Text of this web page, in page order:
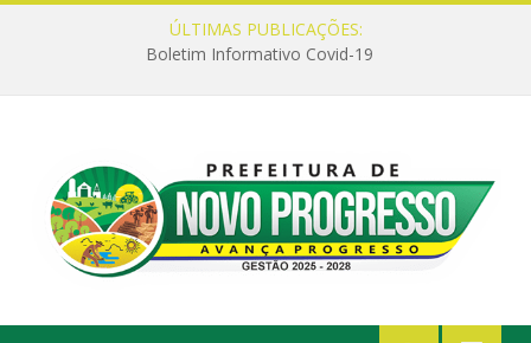
ÚLTIMAS PUBLICAÇÕES:
Boletim Informativo Covid-19